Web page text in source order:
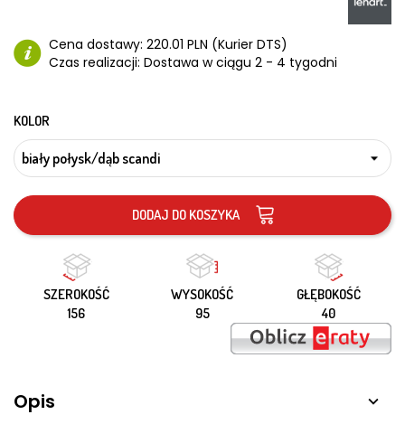
Cena dostawy: 220.01 PLN (Kurier DTS)
Czas realizacji: Dostawa w ciągu 2 - 4 tygodni
KOLOR
DODAJ DO KOSZYKA
SZEROKOŚĆ
156
WYSOKOŚĆ
95
GŁĘBOKOŚĆ
40
Opis 